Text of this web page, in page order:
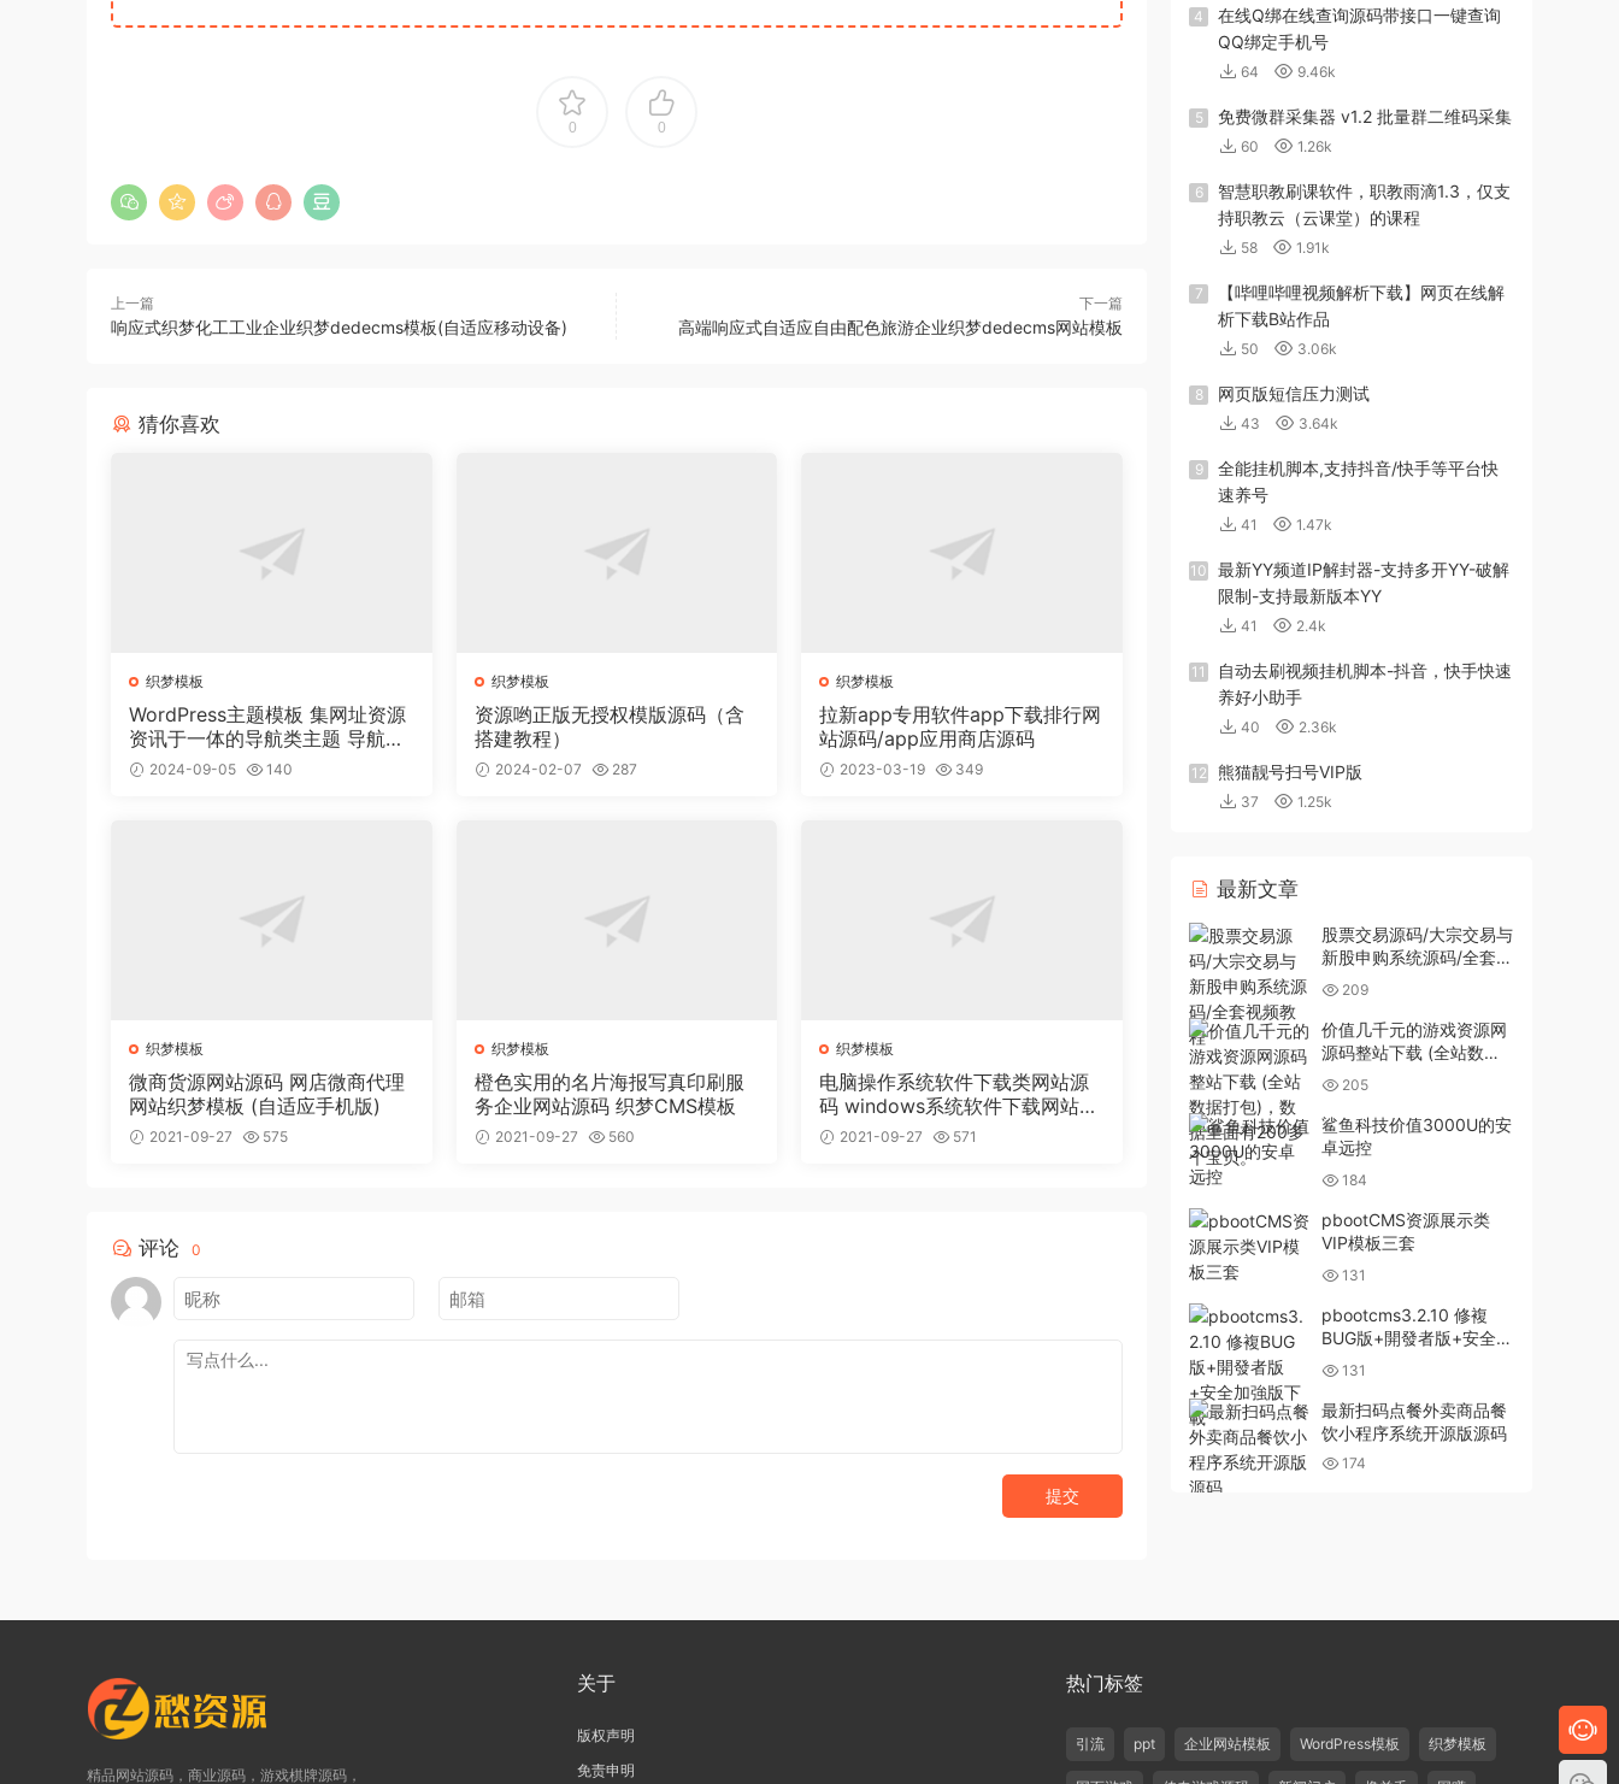
0 0
上一篇
响应式织梦化工工业企业织梦dedecms模板(自适应移动设备)
下一篇
高端响应式自适应自由配色旅游企业织梦dedecms网站模板
猜你喜欢
织梦模板
WordPress主题模板 集网址资源
资讯于一体的导航类主题 导航主
题垂直行业模板
2024-09-05 140
织梦模板
资源哟正版无授权模版源码（含
搭建教程）
2024-02-07 287
织梦模板
拉新app专用软件app下载排行网
站源码/app应用商店源码
2023-03-19 349
织梦模板
微商货源网站源码 网店微商代理
网站织梦模板 (自适应手机版)
2021-09-27 575
织梦模板
橙色实用的名片海报写真印刷服
务企业网站源码 织梦CMS模板
2021-09-27 560
织梦模板
电脑操作系统软件下载类网站源
码 windows系统软件下载网站织
梦模板
2021-09-27 571
评论 0
提交
4
在线Q绑在线查询源码带接口一键查询
QQ绑定手机号
64 9.46k
5 免费微群采集器 v1.2 批量群二维码采集
60 1.26k
6
智慧职教刷课软件，职教雨滴1.3，仅支
持职教云（云课堂）的课程
58 1.91k
7
【哔哩哔哩视频解析下载】网页在线解
析下载B站作品
50 3.06k
8 网页版短信压力测试
43 3.64k
9
全能挂机脚本,支持抖音/快手等平台快
速养号
41 1.47k
10
最新YY频道IP解封器-支持多开YY-破解
限制-支持最新版本YY
41 2.4k
11
自动去刷视频挂机脚本-抖音，快手快速
养好小助手
40 2.36k
12 熊猫靓号扫号VIP版
37 1.25k
最新文章
股票交易源码/大宗交易与
新股申购系统源码/全套视
频教程
209
价值几千元的游戏资源网
源码整站下载 (全站数据
打包)，数据里面有200多
个宝贝。
205
鲨鱼科技价值3000U的安
卓远控
184
pbootCMS资源展示类
VIP模板三套
131
pbootcms3.2.10 修複
BUG版+開發者版+安全加
強版下載
131
最新扫码点餐外卖商品餐
饮小程序系统开源版源码
174
精品网站源码，商业源码，游戏棋牌源码，
关于
版权声明
免责申明
热门标签
引流 ppt 企业网站模板 WordPress模板 织梦模板